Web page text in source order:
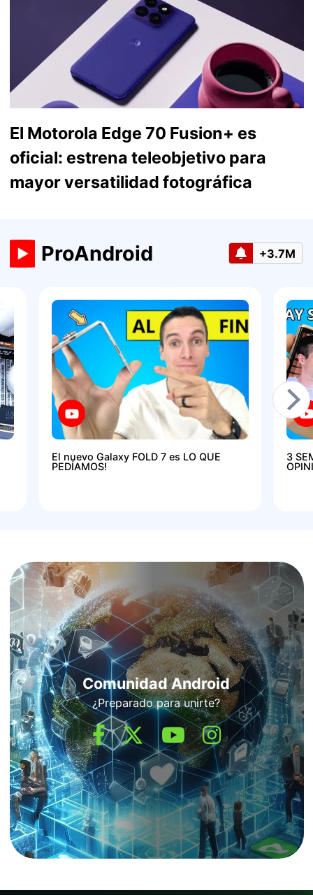
El Motorola Edge 70 Fusion+ es
oficial: estrena teleobjetivo para
mayor versatilidad fotográfica
ProAndroid +3.7M
El nuevo Galaxy FOLD 7 es LO QUE
PEDÍAMOS!
3
Comunidad Android
¿Preparado para unirte?